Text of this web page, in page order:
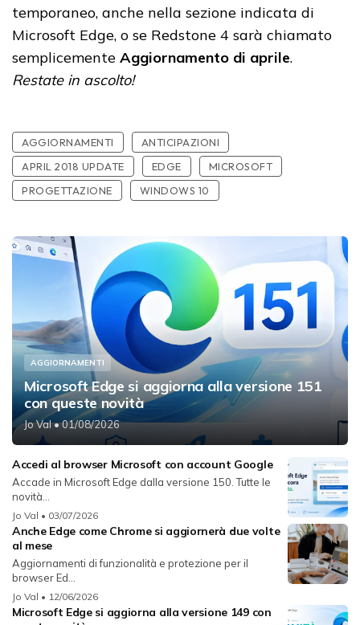
temporaneo, anche nella sezione indicata di
Microsoft Edge, o se Redstone 4 sarà chiamato
semplicemente Aggiornamento di aprile.
Restate in ascolto!
AGGIORNAMENTI
ANTICIPAZIONI
APRIL 2018 UPDATE
EDGE
MICROSOFT
PROGETTAZIONE
WINDOWS 10
AGGIORNAMENTI
Microsoft Edge si aggiorna alla versione 151
con queste novità
Jo Val• 01/08/2026
Accedi al browser Microsoft con account Google
Accade in Microsoft Edge dalla versione 150. Tutte le
novità...
Jo Val • 03/07/2026
Anche Edge come Chrome si aggiornerà due volte
al mese
Aggiornamenti di funzionalità e protezione per il
browser Ed...
Jo Val • 12/06/2026
Microsoft Edge si aggiorna alla versione 149 con